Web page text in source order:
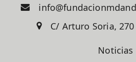
C/ Arturo Soria,
Noticias